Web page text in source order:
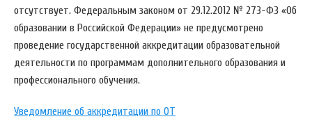
отсутствует. Федеральным законом от 29.12.2012 № 273-ФЗ «Об
образовании в Российской Федерации» не предусмотрено
проведение государственной аккредитации образовательной
деятельности по программам дополнительного образования и
профессионального обучения.
Уведомление об аккредитации по ОТ